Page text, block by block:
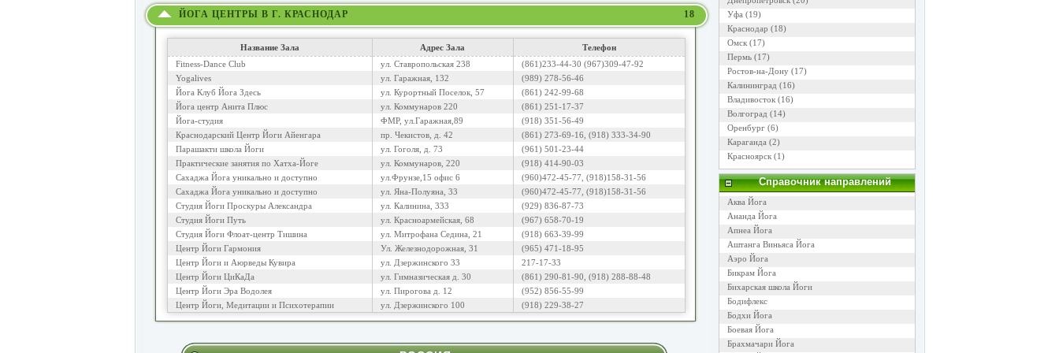
ЙОГА ЦЕНТРЫ В Г. КРАСНОДАР 18
Название Зала Адрес Зала
Телефон
Fitness-Dance Club
ул. Ставропольская 238
(861)233-44-30 (967)309-47-92
Yogalives
ул. Гаражная, 132
(989) 278-56-46
Йога Клуб Йога Здесь
ул. Курортный Поселок, 57
(861) 242-99-68
Йога центр Анита Плюс
ул. Коммунаров 220
(861) 251-17-37
Йога-студия
ФМР, ул.Гаражная,89
(918) 351-56-49
Краснодарский Центр Йоги Айенгара
пр. Чекистов, д. 42
(861) 273-69-16, (918) 333-34-90
Парашакти школа Йоги
ул. Гоголя, д. 73
(961) 501-23-44
Практические занятия по Хатха-Йоге
ул. Коммунаров, 220
(918) 414-90-03
Сахаджа Йога уникально и доступно
ул.Фрунзе,15 офис 6
(960)472-45-77, (918)158-31-56
Сахаджа Йога уникально и доступно
ул. Яна-Полуяна, 33
(960)472-45-77, (918)158-31-56
Студия Йоги Проскуры Александра
ул. Калинина, 333
(929) 836-87-73
Студия Йоги Путь
ул. Красноармейская, 68
(967) 658-70-19
Студия Йоги Флоат-центр Тишина
ул. Митрофана Седина, 21
(918) 663-39-99
Центр Йоги Гармония
Ул. Железнодорожная, 31
(965) 471-18-95
Центр Йоги и Аюрведы Кувира
ул. Дзержинского 33
217-17-33
Центр Йоги ЦиКаДа
ул. Гимназическая д. 30
(861) 290-81-90, (918) 288-88-48
Центр Йоги Эра Водолея
ул. Пирогова д. 12
(952) 856-55-99
Центр Йоги, Медитации и Психотерапии
ул. Дзержинского 100 (918) 229-38-27
Уфа (19)
Краснодар (18)
Омск(17)
Пермь(17)
Ростов-на-Дону(17)
Калининград (16)
Владивосток(16)
Волгоград (14)
Оренбург(6)
Караганда (2)
Красноярск(1)
Справочник направлений
Аква Йога
Ананда Йога
Апнеа Йога
Аштанга Виньяса Йога
Аэро Йога
Бикрам Йога
Бихарская школа Йоги
Бодифлекс
Бодхи Йога
Боевая Йога
Брахмачари Йога